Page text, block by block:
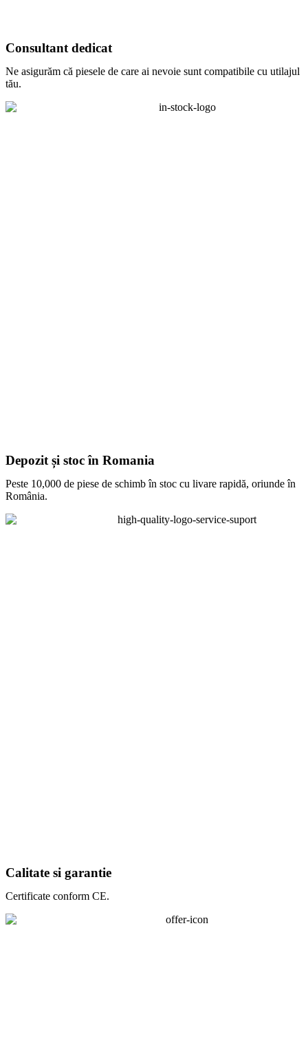
Consultant dedicat
Ne asigurăm că piesele de care ai nevoie sunt compatibile cu utilajul
tău.
Depozit și stoc în Romania
Peste 10,000 de piese de schimb în stoc cu livare rapidă, oriunde în
România.
Calitate si garantie
Certificate conform CE.